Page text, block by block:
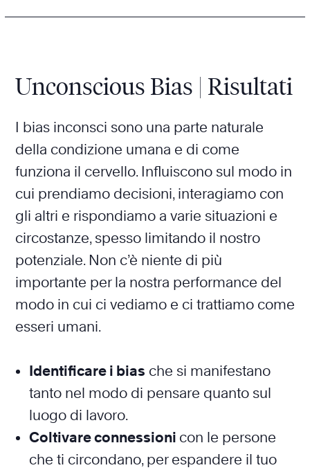
Unconscious Bias | Risultati
I bias inconsci sono una parte naturale
della condizione umana e di come
funziona il cervello. Influiscono sul modo in
cui prendiamo decisioni, interagiamo con
gli altri e rispondiamo a varie situazioni e
circostanze, spesso limitando il nostro
potenziale. Non c’è niente di più
importante per la nostra performance del
modo in cui ci vediamo e ci trattiamo come
esseri umani.
Identificare i bias che si manifestano
tanto nel modo di pensare quanto sul
luogo di lavoro.
Coltivare connessioni con le persone
che ti circondano, per espandere il tuo